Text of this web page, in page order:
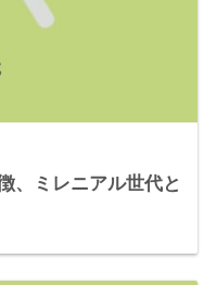
、ミレニアル世代と